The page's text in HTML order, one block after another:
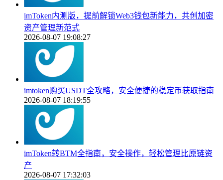
imToken内测版，提前解锁Web3钱包新能力，共创加密
资产管理新范式
2026-08-07 19:08:27
imtoken购买USDT全攻略，安全便捷的稳定币获取指南
2026-08-07 18:19:55
imToken转BTM全指南，安全操作，轻松管理比原链资
产
2026-08-07 17:32:03